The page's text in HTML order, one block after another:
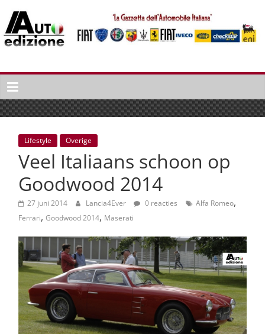
naar
inhoud
Auto
Edizione
La
Gazetta
dell'Automobile
Italiana
Italiaans
autonieuws
lifestyle
Lifestyle Overige
Veel Italiaans schoon op
Goodwood 2014
27 juni 2014 Lancia4Ever 0 reacties Alfa Romeo,
Ferrari, Goodwood 2014, Maserati